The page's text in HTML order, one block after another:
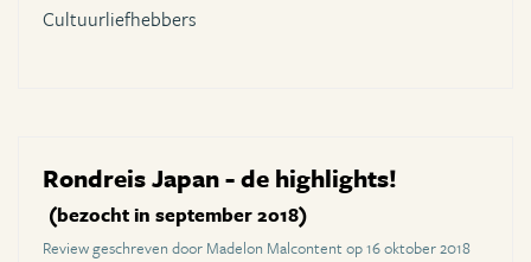
Cultuurliefhebbers
Rondreis Japan - de highlights!
(bezocht in september 2018)
Review geschreven door Madelon Malcontent op 16 oktober 2018